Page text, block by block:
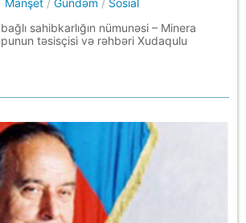
sahibkarlığın nümunəsi – Minera
təsisçisi və rəhbəri Xudaqulu